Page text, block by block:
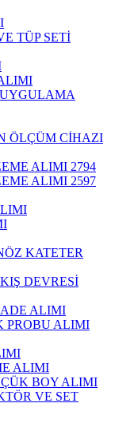
TÜP SETİ
ÖLÇÜM CİHAZI
ALIMI 2794
ALIMI 2597
KATETER
DEVRESİ
ALIMI
PROBU ALIMI
ALIMI
BOY ALIMI
VE SET